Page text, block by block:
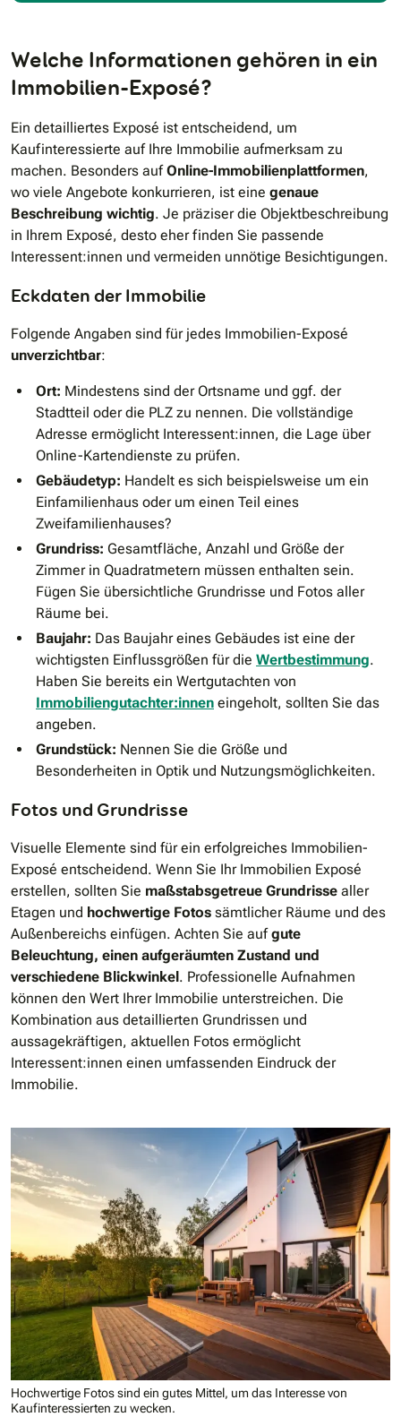
Welche Informationen gehören in ein
Immobilien-Exposé?
Ein detailliertes Exposé ist entscheidend, um
Kaufinteressierte auf Ihre Immobilie aufmerksam zu
machen. Besonders aufOnline-Immobilienplattformen,
wo viele Angebote konkurrieren, ist eine genaue
Beschreibung wichtig. Je präziser die Objektbeschreibung
in Ihrem Exposé, desto eher finden Sie passende
Interessent:innen und vermeiden unnötige Besichtigungen.
Eckdaten der Immobilie
Folgende Angaben sind für jedes Immobilien-Exposé
unverzichtbar:
Ort: Mindestens sind der Ortsname und ggf. der
Stadtteil oder die PLZ zu nennen. Die vollständige
Adresse ermöglicht Interessent:innen, die Lage über
Online-Kartendienste zu prüfen.
Gebäudetyp: Handelt es sich beispielsweise um ein
Einfamilienhaus oder um einen Teil eines
Zweifamilienhauses?
Grundriss: Gesamtfläche, Anzahl und Größe der
Zimmer in Quadratmetern müssen enthalten sein.
Fügen Sie übersichtliche Grundrisse und Fotos aller
Räume bei.
Baujahr: Das Baujahr eines Gebäudes ist eine der
wichtigsten Einflussgrößen für die Wertbestimmung.
Haben Sie bereits ein Wertgutachten von
Immobiliengutachter:innen eingeholt, sollten Sie das
angeben.
Grundstück: Nennen Sie die Größe und
Besonderheiten in Optik und Nutzungsmöglichkeiten.
Fotos und Grundrisse
Visuelle Elemente sind für ein erfolgreiches Immobilien-
Exposé entscheidend. Wenn Sie Ihr Immobilien Exposé
erstellen, sollten Sie maßstabsgetreue Grundrisse aller
Etagen und hochwertige Fotos sämtlicher Räume und des
Außenbereichs einfügen. Achten Sie aufgute
Beleuchtung, einen aufgeräumten Zustand und
verschiedene Blickwinkel . Professionelle Aufnahmen
können den Wert Ihrer Immobilie unterstreichen. Die
Kombination aus detaillierten Grundrissen und
aussagekräftigen, aktuellen Fotos ermöglicht
Interessent:innen einen umfassenden Eindruck der
Immobilie.
Hochwertige Fotos sind ein gutes Mittel, um das Interesse von
Kaufinteressierten zu wecken.